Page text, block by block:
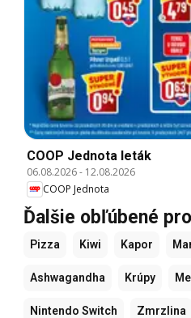
COOP Jednota leták
06.08.2026- 12.08.2026
COOP Jednota
Ďalšie obľúbené
Pizza Kiwi Kapor
Ashwagandha Krúpy
Nintendo Switch Zmrzlina